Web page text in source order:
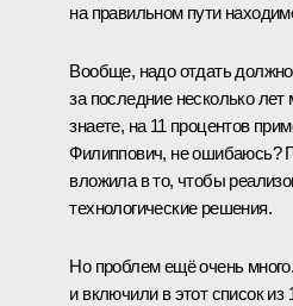
на правильном пути
Вообще, надо отдать
за последние несколько
знаете, на 11 процентов
Филиппович, не ошибаюсь?
вложила в то, чтобы
технологические решения.
Но проблем ещё очень
и включили в этот список